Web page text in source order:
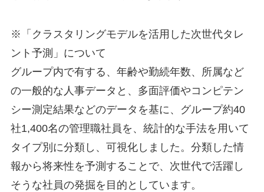
※「クラスタリングモデルを活用した次世代タレ
ント予測」について
グループ内で有する、年齢や勤続年数、所属など
の一般的な人事データと、多面評価やコンピテン
シー測定結果などのデータを基に、グループ約40
社1,400名の管理職社員を、統計的な手法を用いて
タイプ別に分類し、可視化しました。分類した情
報から将来性を予測することで、次世代で活躍し
そうな社員の発掘を目的としています。